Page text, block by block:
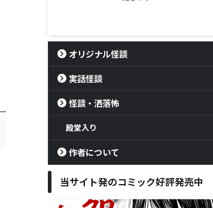
オリジナル怪談
実話怪談
怪談・洒落怖
殿堂入り
作者について
当サイト発のコミック好評発売中